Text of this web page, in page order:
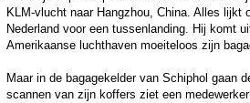
KLM-vlucht naar Hangzhou, China. Alles lijkt
Nederland voor een tussenlanding. Hij komt
Amerikaanse luchthaven moeiteloos zijn
Maar in de bagagekelder van Schiphol gaan
scannen van zijn koffers ziet een